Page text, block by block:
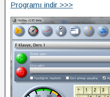
Programı indir >>>